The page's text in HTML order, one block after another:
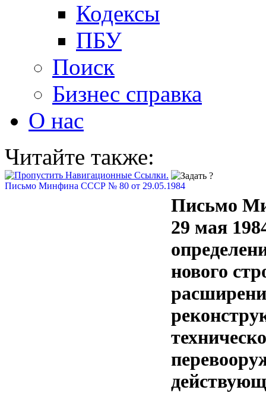
Кодексы
ПБУ
Поиск
Бизнес справка
О нас
Читайте также:
Письмо Минфина СССР № 80 от 29.05.1984
Письмо
29 мая
нового